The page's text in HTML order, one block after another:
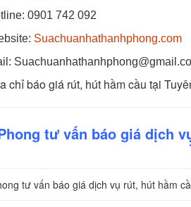
0901 742 092
Suachuanhathanhphong.com
chỉ báo giá rút, hút hầm cầu tại
tư vấn báo giá dịch
tư vấn báo giá dịch vụ rút, hút hầm